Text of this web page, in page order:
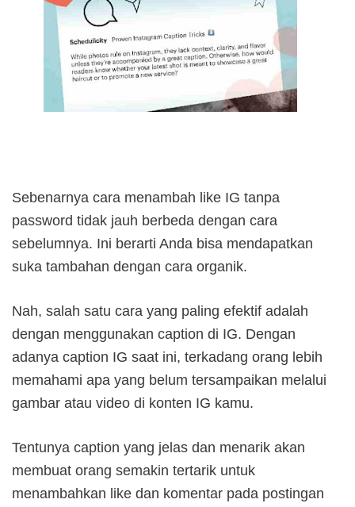
Sebenarnya cara menambah like IG tanpa
password tidak jauh berbeda dengan cara
sebelumnya. Ini berarti Anda bisa mendapatkan
suka tambahan dengan cara organik.
Nah, salah satu cara yang paling efektif adalah
dengan menggunakan caption di IG. Dengan
adanya caption IG saat ini, terkadang orang lebih
memahami apa yang belum tersampaikan melalui
gambar atau video di konten IG kamu.
Tentunya caption yang jelas dan menarik akan
membuat orang semakin tertarik untuk
menambahkan like dan komentar pada postingan